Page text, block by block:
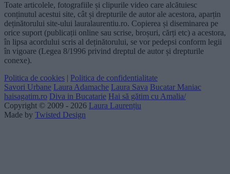
Toate articolele, fotografiile și clipurile video care alcătuiesc
conținutul acestui site, cât și drepturile de autor ale acestora, aparțin
deținătorului site-ului lauralaurentiu.ro. Copierea și diseminarea pe
orice suport (publicații online sau scrise, broșuri, cărți etc) a acestora,
în lipsa acordului scris al deținătorului, se vor pedepsi conform legii
în vigoare (Legea 8/1996 privind dreptul de autor și drepturile
conexe).
Politica de cookies | Politica de confidentialitate
Savori Urbane Laura Adamache Laura Sava Bucatar Maniac
haisagatim.ro Diva in Bucatarie Hai să gătim cu Amalia/
Copyright © 2009 - 2026 Laura Laurențiu
Made by Twisted Design